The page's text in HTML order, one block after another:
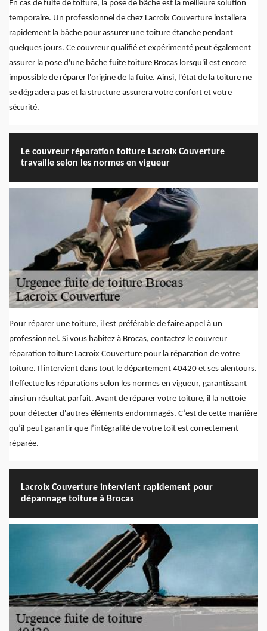
En cas de fuite de toiture, la pose de bâche est la meilleure solution
temporaire. Un professionnel de chez Lacroix Couverture installera
rapidement la bâche pour assurer une toiture étanche pendant
quelques jours. Ce couvreur qualifié et expérimenté peut également
assurer la pose d'une bâche fuite toiture Brocas lorsqu'il est encore
impossible de réparer l'origine de la fuite. Ainsi, l'état de la toiture ne
se dégradera pas et la structure assurera votre confort et votre
sécurité.
Le couvreur réparation toiture Lacroix Couverture
travaille selon les normes en vigueur
Pour réparer une toiture, il est préférable de faire appel à un
professionnel. Si vous habitez à Brocas, contactez le couvreur
réparation toiture Lacroix Couverture pour la réparation de votre
toiture. Il intervient dans tout le département 40420 et ses alentours.
Il effectue les réparations selon les normes en vigueur, garantissant
ainsi un résultat parfait. Avant de réparer votre toiture, il la nettoie
pour détecter d'autres éléments endommagés. C’est de cette manière
qu’il peut garantir que l’intégralité de votre toit est correctement
réparée.
Lacroix Couverture intervient rapidement pour
dépannage toiture à Brocas